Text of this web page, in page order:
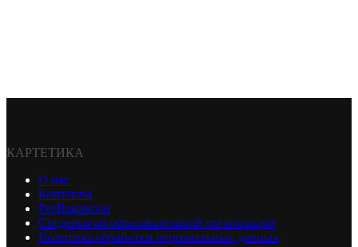
КАРТЕТИКА
О нас
Контакты
ГеоВакансии
Сведения об образовательной организации
Политика обработки персональных данных